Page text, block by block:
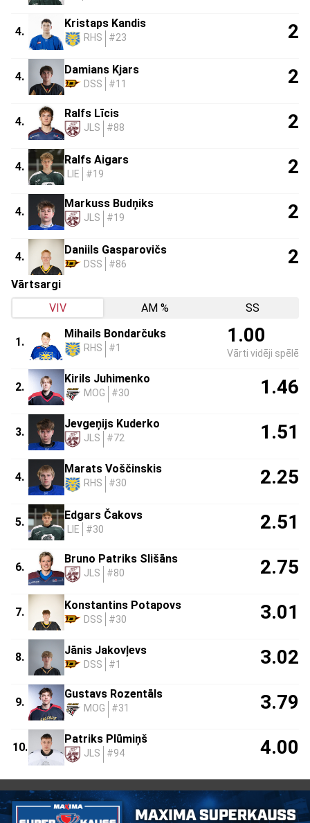
4.
Kristaps Kandis
RHS #23 2
4.
Damians Kjars
DSS #11 2
4.
Ralfs Līcis
JLS #88 2
4.
Ralfs Aigars
LIE #19 2
4.
Markuss Budņiks
JLS #19 2
4.
Daniils Gasparovičs
DSS #86 2
Vārtsargi
VIV
AM % SS
1.
Mihails Bondarčuks
RHS #1
1.00
Vārti vidēji spēlē
2.
Kirils Juhimenko
MOG #30 1.46
3.
Jevgeņijs Kuderko
JLS #72 1.51
4.
Marats Voščinskis
RHS #30 2.25
5.
Edgars Čakovs
LIE #30 2.51
6.
Bruno Patriks Slišāns
JLS #80 2.75
7.
Konstantins Potapovs
DSS #30 3.01
8.
Jānis Jakovļevs
DSS #1 3.02
9.
Gustavs Rozentāls
MOG #31 3.79
10.
Patriks Plūmiņš
JLS #94 4.00